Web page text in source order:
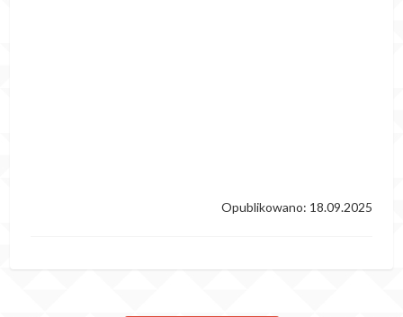
Opublikowano: 18.09.2025